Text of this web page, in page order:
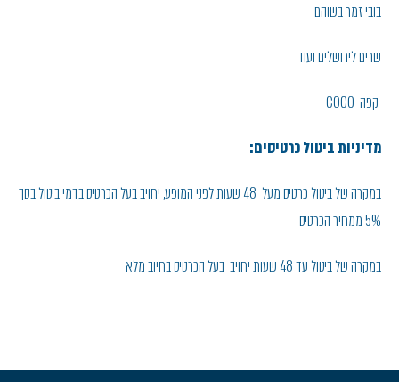
בובי זמר בשוהם
שרים לירושלים ועוד
קפה COCO
מדיניות ביטול כרטיסים:
במקרה של ביטול כרטיס מעל 48 שעות לפני המופע, יחויב בעל הכרטיס בדמי ביטול בסך
5% ממחיר הכרטיס
במקרה של ביטול עד 48 שעות יחויב בעל הכרטיס בחיוב מלא